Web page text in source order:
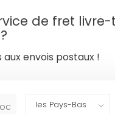
de fret
aux envois postaux !